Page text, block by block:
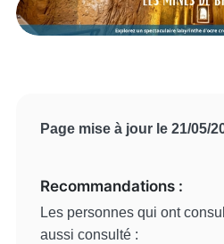
Page mise à jour le 21/05/
Recommandations :
Les personnes qui ont
aussi consulté :